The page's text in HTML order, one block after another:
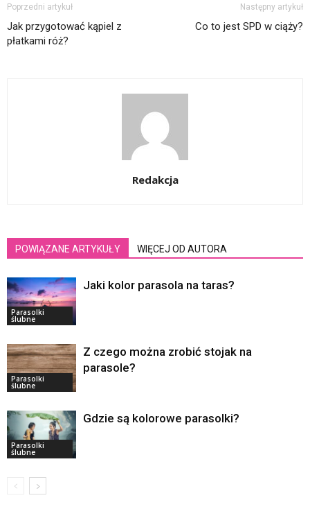
Poprzedni artykuł
Jak przygotować kąpiel z
płatkami róż?
Następny artykuł
Co to jest SPD w ciąży?
Redakcja
POWIĄZANE ARTYKUŁY WIĘCEJ OD AUTORA
Parasolki
ślubne
Jaki kolor parasola na taras?
Parasolki
ślubne
Z czego można zrobić stojak na
parasole?
Parasolki
ślubne
Gdzie są kolorowe parasolki?